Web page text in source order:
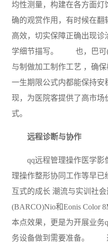
均性测量，构建在各方面灯
确的观赏作用，有时候在翻
高效，切实保障正确出现诊
学细节描写。 也，巴可
与制做加工制作工艺 ，确
一生期限公式内都能保持安
现，为医院客提供了高市场
式。
远程诊断与协作
qq远程管理操作医学影
理操作整形协同工作等早已
互式的成长 潮流与实训社
(BARCO)Nio和Eonis Color
本点效果，更是为开展业务
务设备做到需要准备。